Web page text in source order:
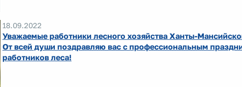
18.09.2022
Уважаемые работники лесного хозяйства Ханты-
От всей души поздравляю вас с профессиональным
работников леса!